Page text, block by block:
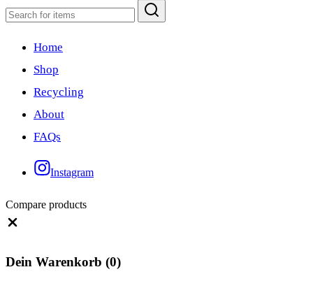
Home
Shop
Recycling
About
FAQs
Instagram
Compare products
Dein Warenkorb (0)